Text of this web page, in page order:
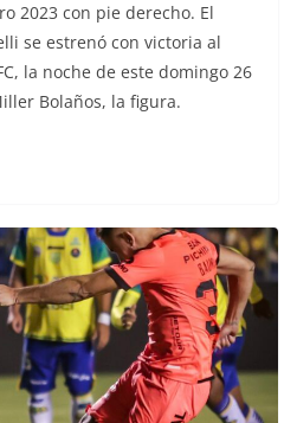
2023 con pie derecho. El
se estrenó con victoria al
la noche de este domingo 26
Bolaños, la figura.